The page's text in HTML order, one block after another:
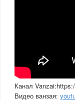
Канал
Видео ванзая: